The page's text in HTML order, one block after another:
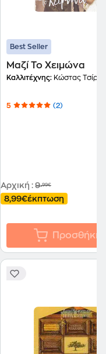
Best Seller
Μαζί Το Χειμώνα
Καλλιτέχνης: Κώστας
5 (2)
Αρχική : 9,99€
8,99€έκπτωση
Προσθήκη